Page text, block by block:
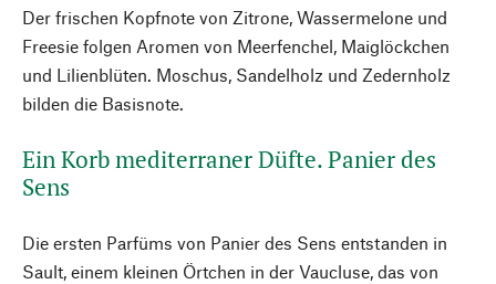
Der frischen Kopfnote von Zitrone, Wassermelone und
Freesie folgen Aromen von Meerfenchel, Maiglöckchen
und Lilienblüten. Moschus, Sandelholz und Zedernholz
bilden die Basisnote.
Ein Korb mediterraner Düfte. Panier des
Sens
Die ersten Parfüms von Panier des Sens entstanden in
Sault, einem kleinen Örtchen in der Vaucluse, das von